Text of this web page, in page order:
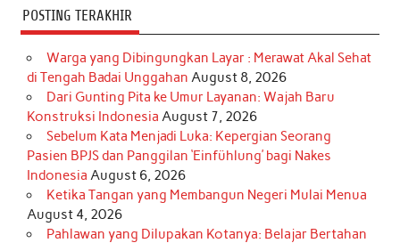
POSTING TERAKHIR
Warga yang Dibingungkan Layar : Merawat Akal Sehat
di Tengah Badai Unggahan August 8, 2026
Dari Gunting Pita ke Umur Layanan: Wajah Baru
Konstruksi Indonesia August 7, 2026
Sebelum Kata Menjadi Luka: Kepergian Seorang
Pasien BPJS dan Panggilan ‘Einfühlung’ bagi Nakes
Indonesia August 6, 2026
Ketika Tangan yang Membangun Negeri Mulai Menua
August 4, 2026
Pahlawan yang Dilupakan Kotanya: Belajar Bertahan